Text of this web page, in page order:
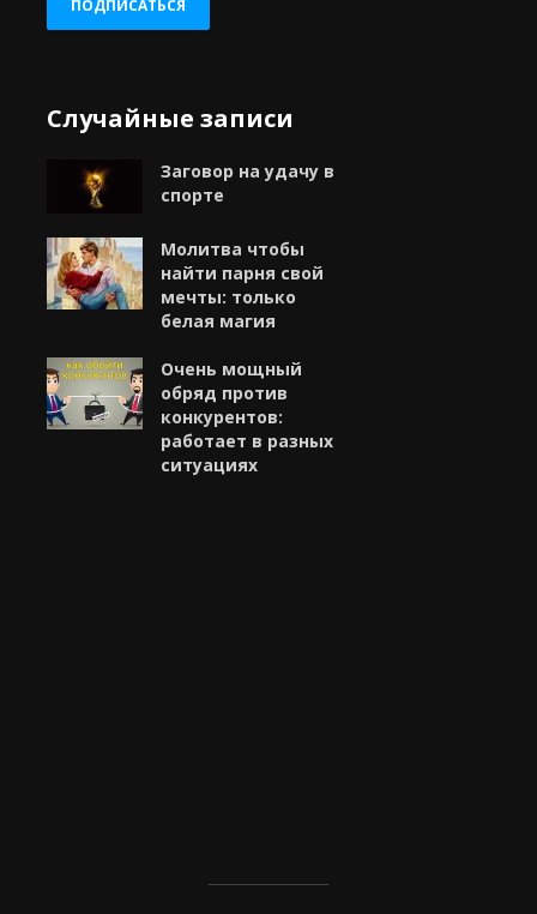
ПОДПИСАТЬСЯ
Случайные записи
Заговор на удачу в
спорте
Молитва чтобы
найти парня свой
мечты: только
белая магия
Очень мощный
обряд против
конкурентов:
работает в разных
ситуациях